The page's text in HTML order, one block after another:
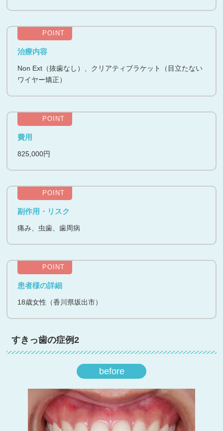
POINT
治療内容
Non Ext（抜歯なし）、クリアティブラケット（目立たない
ワイヤー矯正）
POINT
費用
825,000円
POINT
副作用・リスク
痛み、虫歯、歯周病
POINT
患者様の詳細
18歳女性（香川県坂出市）
すきっ歯の症例2
before